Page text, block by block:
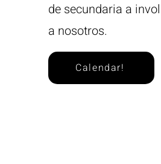
de secundaria a
a nosotros.
Calendar!